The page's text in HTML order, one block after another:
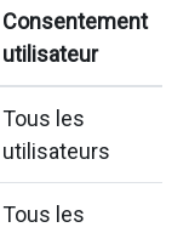
Consentement
utilisateur
Tous les
utilisateurs
Tous les